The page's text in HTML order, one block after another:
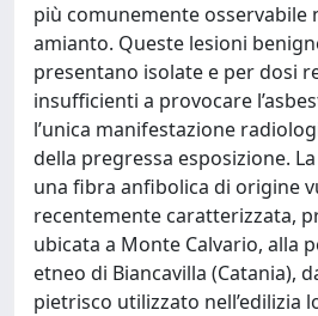
più comunemente osservabile
amianto. Queste lesioni
presentano isolate e per dosi
insufficienti a provocare
l’unica manifestazione
della pregressa esposizione.
una fibra anfibolica di origine
recentemente caratterizzata,
ubicata a Monte Calvario, alla
etneo di Biancavilla (Catania),
pietrisco utilizzato nell’edilizia